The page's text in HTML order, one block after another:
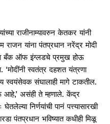
राजीनाम्यावरुन केतकर यांनी
राजन यांना पंतप्रधान नरेंद्र मोदी
बँक ऑफ इंग्लडचे प्रमुख होऊ
स्वतंत्र दहशत यंत्रणा
स्वयंसेवक संघालाही मागे टाकतील.
आहे,’ असंही ते म्हणाले. केंद्र
निर्णयांची पानं पत्त्यासारखी
पंतप्रधान भविष्यात कधीही मिळू